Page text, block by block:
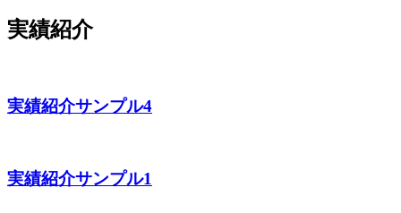
実績紹介
実績紹介サンプル4
実績紹介サンプル1